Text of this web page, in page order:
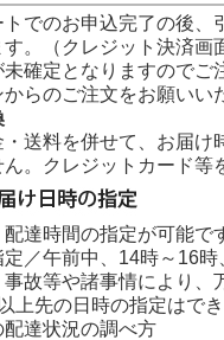
でのお申込完了の後、
す。（クレジット決済
未確定となりますのでご
らのご注文をお願いい
送料を併せて、お届け
。クレジットカード等
達時間の指定が可能で
定／午前中、14時～16
故等や諸事情により、
上先の日時の指定はでき
達状況の調べ方